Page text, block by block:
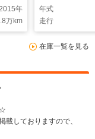
ー
ク
ール
プ 本
年
万km
ントロール
DVD/CD プ
タート ETC
ジェンシー
ォグランプ
年式
走行
在庫一覧を見る
載しておりますので、